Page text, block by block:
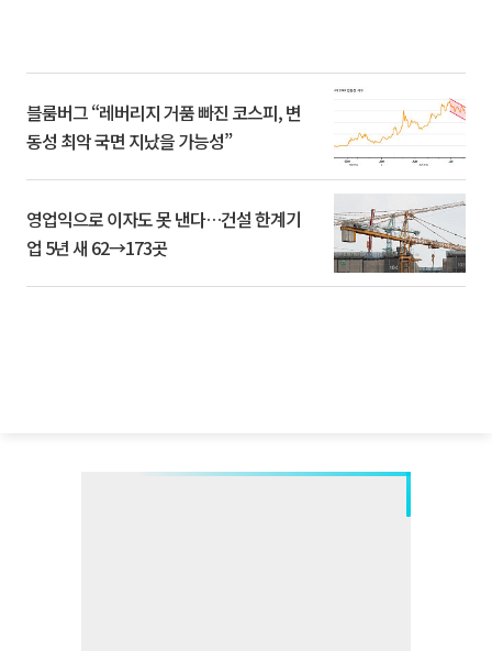
블룸버그 “레버리지 거품 빠진 코스피, 변
동성 최악 국면 지났을 가능성”
영업익으로 이자도 못 낸다…건설 한계기
업 5년 새 62→173곳